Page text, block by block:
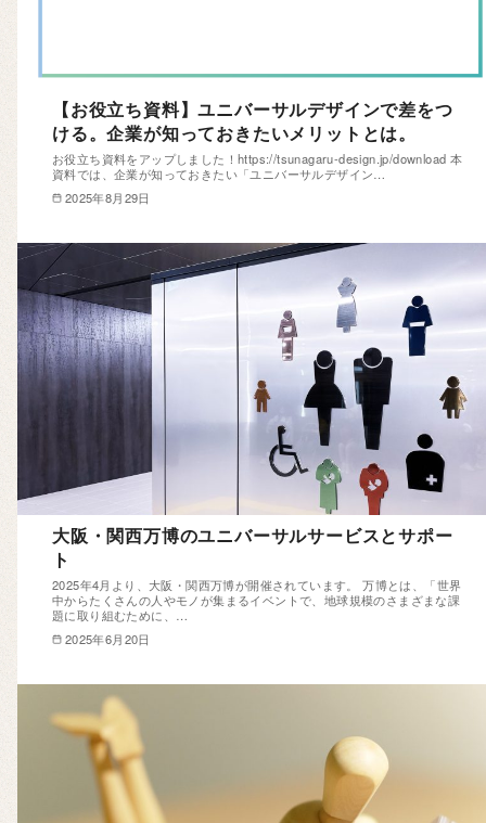
【お役立ち資料】ユニバーサルデザインで差をつ
ける。企業が知っておきたいメリットとは。
お役立ち資料をアップしました！https://tsunagaru-design.jp/download 本
資料では、企業が知っておきたい「ユニバーサルデザイン…
2025年8月29日
大阪・関西万博のユニバーサルサービスとサポー
ト
2025年4月より、大阪・関西万博が開催されています。 万博とは、「世界
中からたくさんの人やモノが集まるイベントで、地球規模のさまざまな課
題に取り組むために、…
2025年6月20日